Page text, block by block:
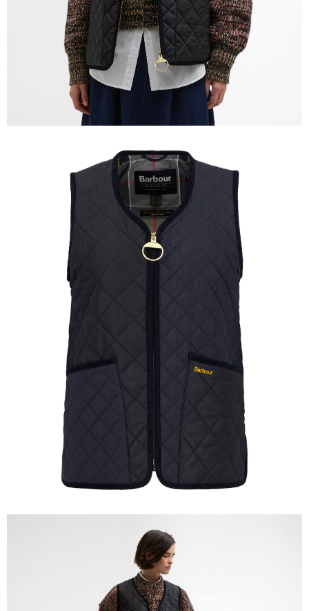
時審查核予不同之上限額度；若仍有額度不足之情形，本公司將視審查結果
請求用戶進行身份認證。
５．嚴禁一人註冊多個帳號或使用他人資訊註冊。若發現惡意使用之情形，
恩沛科技股份有限公司將有權停止該用戶之使用額度並採取法律行動。